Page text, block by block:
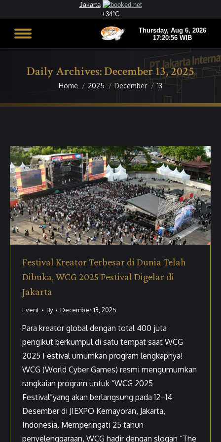
Jakarta
+34°C
Daily Archives:December 13, 2025
You are here:
Home 2025 December 13
Festival Kreator Terbesar di Dunia Telah
Dibuka, WCG 2025 Festival Digelar di
Jakarta
Event By December 13, 2025
Para kreator global dengan total 400 juta
pengikut berkumpul di satu tempat saat WCG
2025 Festival umumkan program lengkapnya!
WCG (World Cyber Games) resmi mengumumkan
rangkaian program untuk “WCG 2025
Festival”yang akan berlangsung pada 12–14
Desember di JIEXPO Kemayoran, Jakarta,
Indonesia. Memperingati 25 tahun
penyelenggaraan, WCG hadir dengan slogan “The